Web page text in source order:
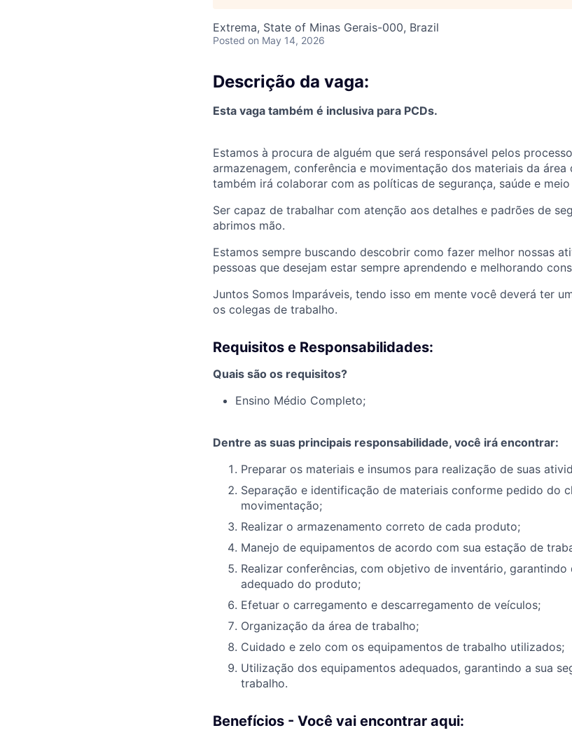
Extrema, State of Minas Gerais-000, Brazil
Posted on May 14, 2026
Descrição da vaga:
Esta vaga também é inclusiva para PCDs.
Estamos à procura de alguém que será responsável pelos
armazenagem, conferência e movimentação dos materiais da área
também irá colaborar com as políticas de segurança, saúde e
Ser capaz de trabalhar com atenção aos detalhes e padrões de
abrimos mão.
Estamos sempre buscando descobrir como fazer melhor nossas
pessoas que desejam estar sempre aprendendo e melhorando
Juntos Somos Imparáveis, tendo isso em mente você deverá ter
os colegas de trabalho.
Requisitos e Responsabilidades:
Quais são os requisitos?
Ensino Médio Completo;
Dentre as suas principais responsabilidade, você irá encontrar:
Preparar os materiais e insumos para realização de suas
Separação e identificação de materiais conforme pedido do
movimentação;
Realizar o armazenamento correto de cada produto;
Manejo de equipamentos de acordo com sua estação de
Realizar conferências, com objetivo de inventário,
adequado do produto;
Efetuar o carregamento e descarregamento de veículos;
Organização da área de trabalho;
Cuidado e zelo com os equipamentos de trabalho utilizados;
Utilização dos equipamentos adequados, garantindo a sua
trabalho.
Benefícios - Você vai encontrar aqui: